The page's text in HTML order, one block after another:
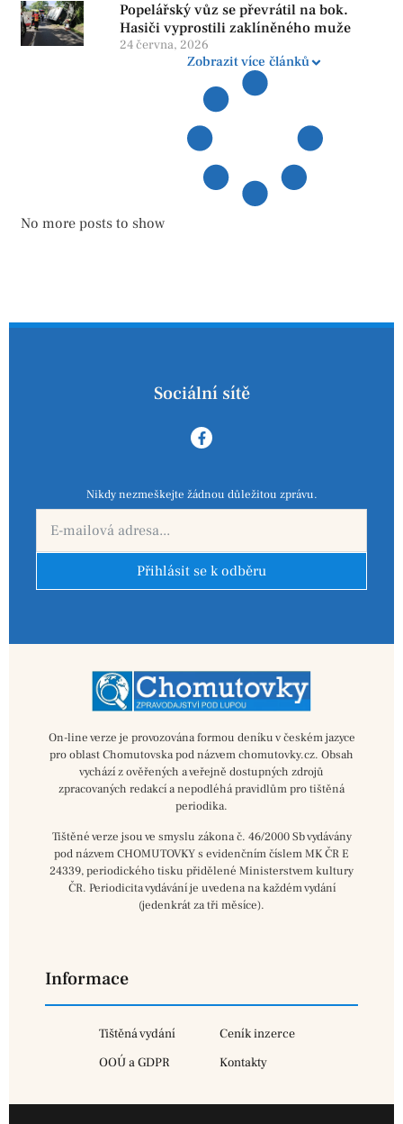
Popelářský vůz se převrátil na bok.
Hasiči vyprostili zaklíněného muže
24 června, 2026
Zobrazit více článků
No more posts to show
Sociální sítě
Nikdy nezmeškejte žádnou důležitou zprávu.
Přihlásit se k odběru
On-line verze je provozována formou deníku v českém jazyce
pro oblast Chomutovska pod názvem chomutovky.cz. Obsah
vychází z ověřených a veřejně dostupných zdrojů
zpracovaných redakcí a nepodléhá pravidlům pro tištěná
periodika.
Tištěné verze jsou ve smyslu zákona č. 46/2000 Sb vydávány
pod názvem CHOMUTOVKY s evidenčním číslem MK ČR E
24339, periodického tisku přidělené Ministerstvem kultury
ČR. Periodicita vydávání je uvedena na každém vydání
(jedenkrát za tři měsíce).
Informace
Tištěná vydání
Ceník inzerce
OOÚ a GDPR
Kontakty